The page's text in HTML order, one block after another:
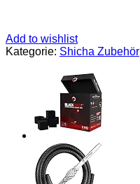
Add to wishlist
Kategorie: Shicha Zubehör